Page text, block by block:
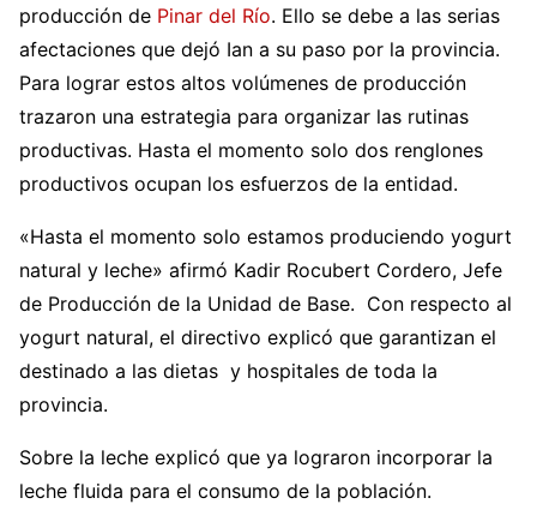
producción de Pinar del Río. Ello se debe a las serias
afectaciones que dejó Ian a su paso por la provincia.
Para lograr estos altos volúmenes de producción
trazaron una estrategia para organizar las rutinas
productivas. Hasta el momento solo dos renglones
productivos ocupan los esfuerzos de la entidad.
«Hasta el momento solo estamos produciendo yogurt
natural y leche» afirmó Kadir Rocubert Cordero, Jefe
de Producción de la Unidad de Base. Con respecto al
yogurt natural, el directivo explicó que garantizan el
destinado a las dietas y hospitales de toda la
provincia.
Sobre la leche explicó que ya lograron incorporar la
leche fluida para el consumo de la población.